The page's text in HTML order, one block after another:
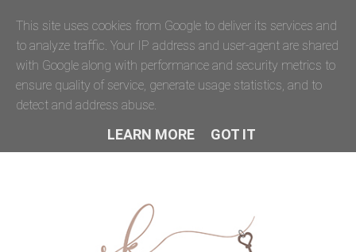
This site uses cookies from Google to deliver its services and
to analyze traffic. Your IP address and user-agent are shared
with Google along with performance and security metrics to
ensure quality of service, generate usage statistics, and to
detect and address abuse.
LEARN MORE GOT IT